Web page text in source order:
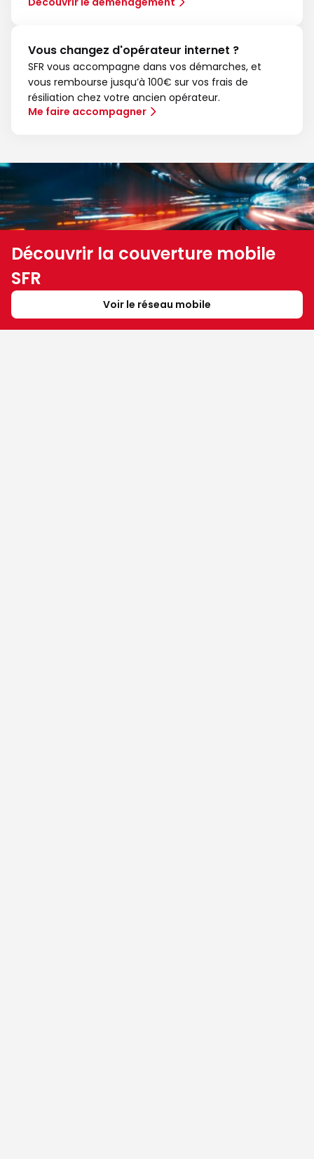
Vous changez d'opérateur internet ?
SFR vous accompagne dans vos démarches, et
vous rembourse jusqu’à 100€ sur vos frais de
résiliation chez votre ancien opérateur.
Me faire accompagner
Découvrir la couverture mobile
SFR
Voir le réseau mobile